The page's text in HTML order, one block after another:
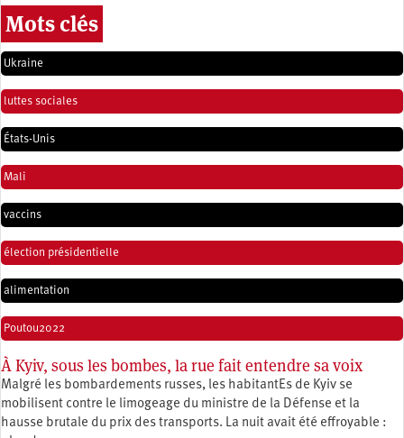
Mots clés
Ukraine
luttes sociales
États-Unis
Mali
vaccins
élection présidentielle
alimentation
Poutou2022
À Kyiv, sous les bombes, la rue fait entendre sa voix
Malgré les bombardements russes, les habitantEs de Kyiv se
mobilisent contre le limogeage du ministre de la Défense et la
hausse brutale du prix des transports. La nuit avait été effroyable :